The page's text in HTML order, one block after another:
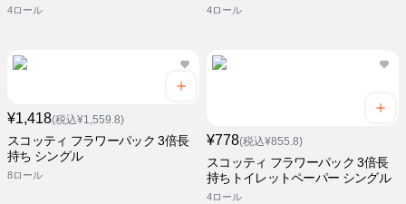
4ロール 4ロール
¥1,418(税込¥1,559.8)
スコッティ フラワーパック 3倍長
持ち シングル
8ロール
¥778(税込¥855.8)
スコッティ フラワーパック 3倍長
持ちトイレットペーパー シングル
4ロール